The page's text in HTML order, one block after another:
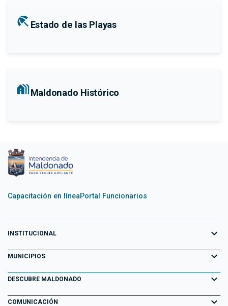
beach_access Estado de las Playas
holiday_villageMaldonado Histórico
Capacitación en líneaPortal Funcionarios
INSTITUCIONAL expand_more
Equipo de Gobierno
Primeros 100 días
MUNICIPIOS expand_more
Aiguá
Garzón
DESCUBRE MALDONADO expand_more
Información para el Turista
COMUNICACIÓN expand_more